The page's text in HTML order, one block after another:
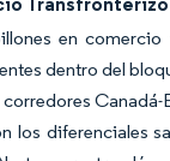
en
dentro del
los diferenciales